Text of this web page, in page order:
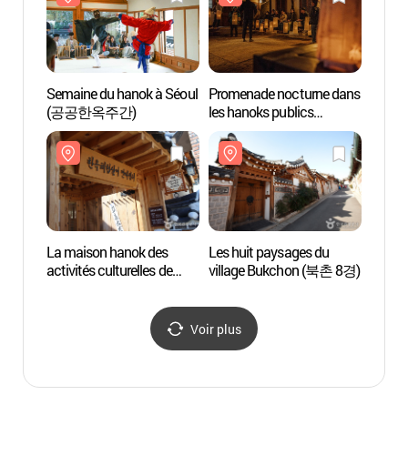
Semaine du hanok à Séoul
(공공한옥주간)
Promenade nocturne dans
les hanoks publics
(공공한옥 밤마실)
La maison hanok des
activités culturelles de
Les huit paysages du
village Bukchon (북촌 8경)
Voir plus